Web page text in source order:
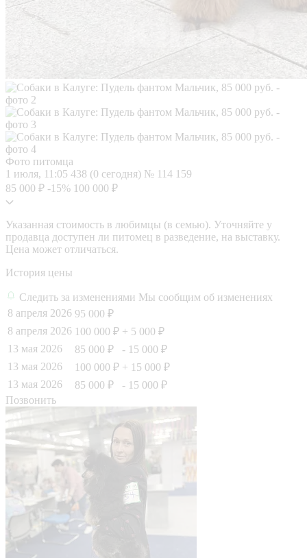
Фото питомца
1 июля, 11:05 438 (0 сегодня) № 114 159
85 000 ₽ -15% 100 000 ₽
Указанная стоимость в любимцы (в семью). Уточняйте у
продавца доступен ли питомец в разведение, на выставку.
Цена может отличаться.
История цены
Следить за изменениями Мы сообщим об изменениях
8 апреля 2026 95 000 ₽
8 апреля 2026 100 000 ₽ + 5 000 ₽
13 мая 2026
85 000 ₽
- 15 000 ₽
13 мая 2026
100 000 ₽ + 15 000 ₽
13 мая 2026
85 000 ₽
- 15 000 ₽
Позвонить